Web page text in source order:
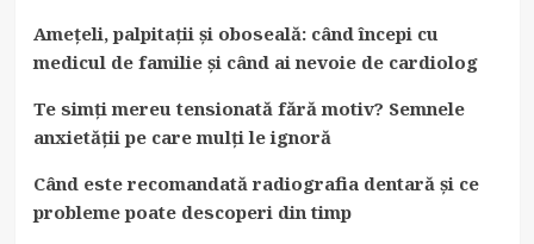
Amețeli, palpitații și oboseală: când începi cu
medicul de familie și când ai nevoie de cardiolog
Te simți mereu tensionată fără motiv? Semnele
anxietății pe care mulți le ignoră
Când este recomandată radiografia dentară și ce
probleme poate descoperi din timp